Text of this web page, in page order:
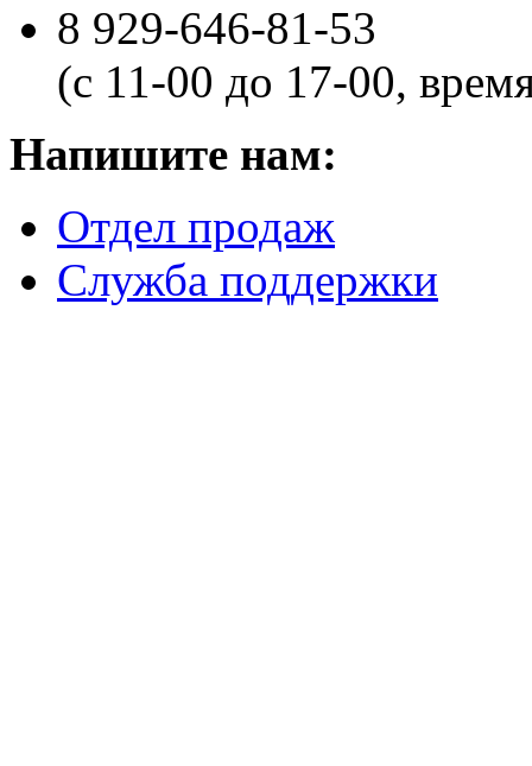
8 929-646-81-53
(с 11-00 до 17-00,
Напишите нам:
Отдел продаж
Служба поддержки